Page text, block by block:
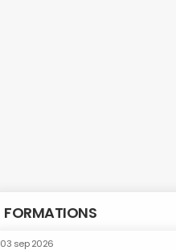
FORMATIONS
03 sep 2026